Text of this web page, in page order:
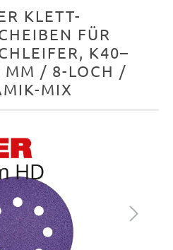
KLETT-
FÜR
K40–
/ 8-LOCH /
MIX